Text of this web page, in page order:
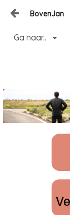
Naar content
BovenJan
Home
Ga naar..